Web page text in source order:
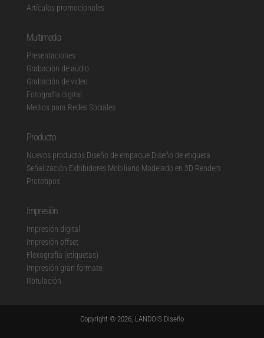
Artículos promocionales
Multimedia
Presentaciones
Grabación de audio
Grabación de video
Fotografía digital
Medios para Redes Sociales
Producto
Nuevos productos Diseño de empaque Diseño de etiqueta
Señalización ExhibidoresMobiliario Modelado en 3D Renders
Prototipos
Impresión
Impresión digital
Impresión offset
Flexografía (etiquetas)
Impresión gran formato
Rotulación
Copyright © 2026, LANDOIS Diseño